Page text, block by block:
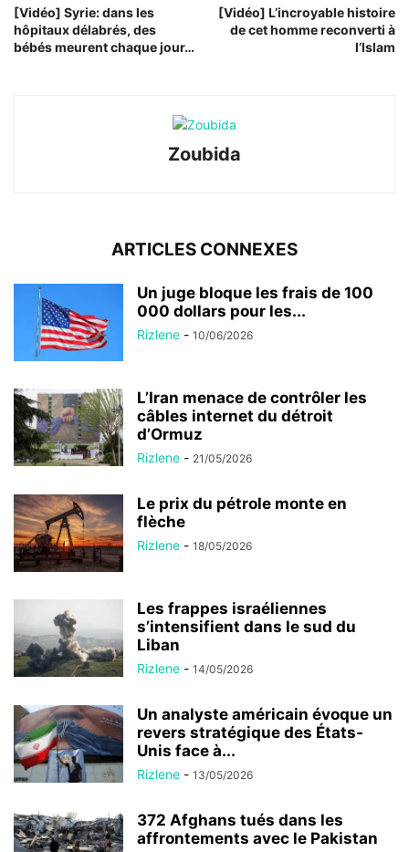
[Vidéo] Syrie: dans les
hôpitaux délabrés, des
bébés meurent chaque jour…
[Vidéo] L’incroyable histoire
de cet homme reconverti à
l’Islam
Zoubida
ARTICLES CONNEXES
Un juge bloque les frais de 100
000 dollars pour les...
Rizlene - 10/06/2026
L’Iran menace de contrôler les
câbles internet du détroit
d’Ormuz
Rizlene - 21/05/2026
Le prix du pétrole monte en
flèche
Rizlene - 18/05/2026
Les frappes israéliennes
s’intensifient dans le sud du
Liban
Rizlene - 14/05/2026
Un analyste américain évoque un
revers stratégique des États-
Unis face à...
Rizlene - 13/05/2026
372 Afghans tués dans les
affrontements avec le Pakistan